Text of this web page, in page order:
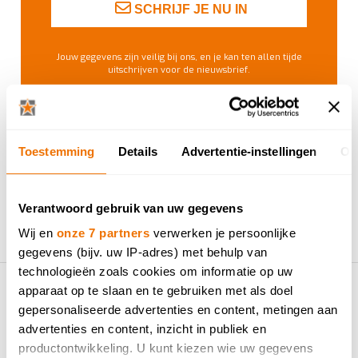
Toestemming Details Advertentie-instellingen
Verantwoord gebruik van uw gegevens
Wij en onze 7 partners verwerken je persoonlijke
gegevens (bijv. uw IP-adres) met behulp van
technologieën zoals cookies om informatie op uw
apparaat op te slaan en te gebruiken met als doel
gepersonaliseerde advertenties en content, metingen aan
advertenties en content, inzicht in publiek en
productontwikkeling. U kunt kiezen wie uw gegevens
SCHRIJF JE NU IN
Jouw gegevens zijn veilig bij ons, en je kan ten allen tijde
uitschrijven voor de nieuwsbrief.
loïc